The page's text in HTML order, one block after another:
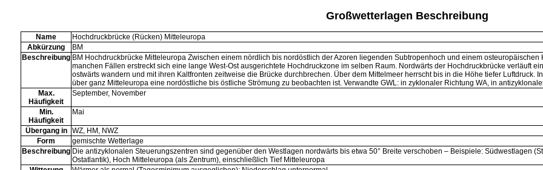
Großwetterlagen Beschreibung
Name
Hochdruckbrücke (Rücken) Mitteleuropa
Abkürzung
BM
Beschreibung BM Hochdruckbrücke Mitteleuropa Zwischen einem nördlich bis nordöstlich der Azoren liegenden Subtropenhoch und einem
manchen Fällen erstreckt sich eine lange West-Ost ausgerichtete Hochdruckzone im selben Raum. Nordwärts der Hochdruckbrücke verläuft
ostwärts wandern und mit ihren Kaltfronten zeitweise die Brücke durchbrechen. Über dem Mittelmeer herrscht bis in die Höhe tiefer Luftdruck.
über ganz Mitteleuropa eine nordöstliche bis östliche Strömung zu beobachten ist. Verwandte GWL: in zyklonaler Richtung WA, in
Max.
Häufigkeit
September, November
Min.
Häufigkeit
Mai
Übergang in WZ, HM , NWZ
Form
gemischte Wetterlage
Beschreibung Die antizyklonalen Steuerungszentren sind gegenüber den Westlagen nordwärts bis etwa 50° Breite verschoben – Beispiele: Südwestlagen
Ostatlantik), Hoch Mitteleuropa (als Zentrum), einschließlich Tief Mitteleuropa